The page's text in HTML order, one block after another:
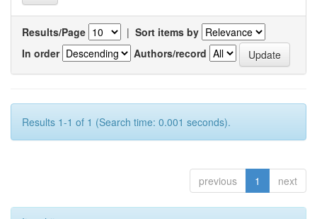
Results/Page | Sort items by
In order
Authors/record
Results 1-1 of 1 (Search time: 0.001 seconds).
previous 1 next